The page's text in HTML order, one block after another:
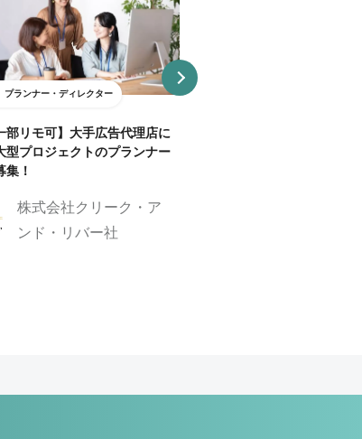
プランナー・ディレクター
部リモ可】大手広告代理店に
型プロジェクトのプランナー
集！
株式会社クリーク・ア
ンド・リバー社